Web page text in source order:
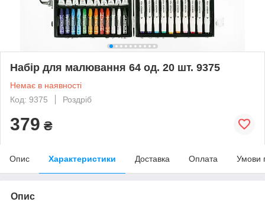
Набір для малювання 64 од. 20 шт. 9375
Немає в наявності
Код: 9375
Роздріб
379 ₴
Опис Характеристики Доставка Оплата Умови
Опис